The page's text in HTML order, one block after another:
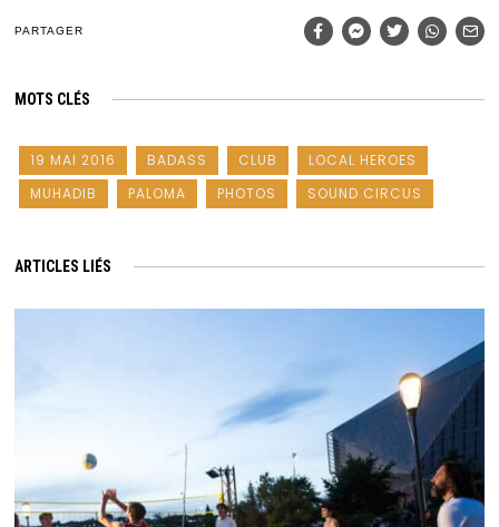
PARTAGER
MOTS CLÉS
19 MAI 2016 BADASS CLUB
LOCAL HEROES
MUHADIB
PALOMA PHOTOS SOUND CIRCUS
ARTICLES LIÉS